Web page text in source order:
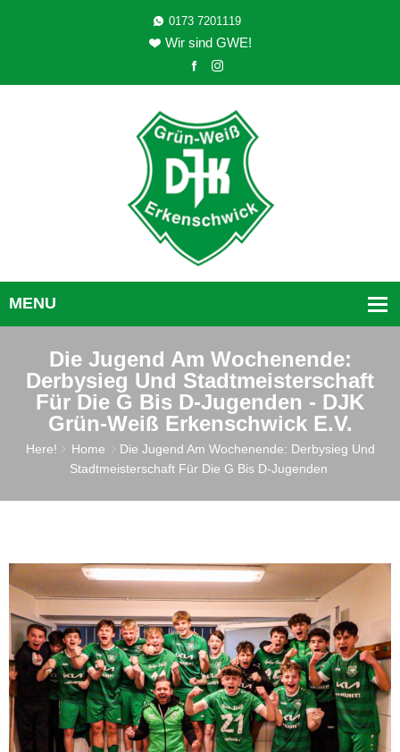
0173 7201119
Wir sind GWE!
Die Jugend Am Wochenende:
Derbysieg Und Stadtmeisterschaft
Für Die G Bis D-Jugenden - DJK
Grün-Weiß Erkenschwick E.V.
Here! Home
Die Jugend Am Wochenende: Derbysieg Und
Stadtmeisterschaft Für Die G Bis D-Jugenden